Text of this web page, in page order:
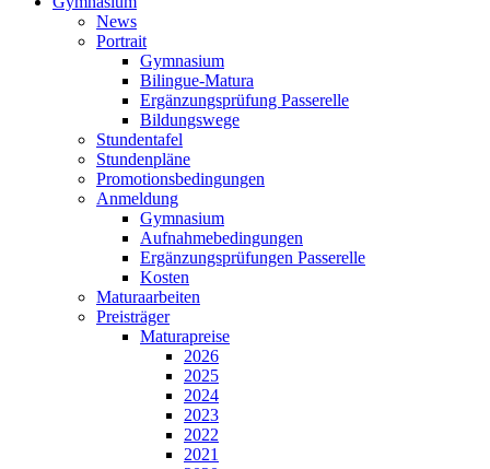
News
Portrait
Gymnasium
Bilingue-Matura
Ergänzungsprüfung Passerelle
Bildungswege
Stundentafel
Stundenpläne
Promotionsbedingungen
Anmeldung
Gymnasium
Aufnahmebedingungen
Ergänzungsprüfungen Passerelle
Kosten
Maturaarbeiten
Preisträger
Maturapreise
2026
2025
2024
2023
2022
2021